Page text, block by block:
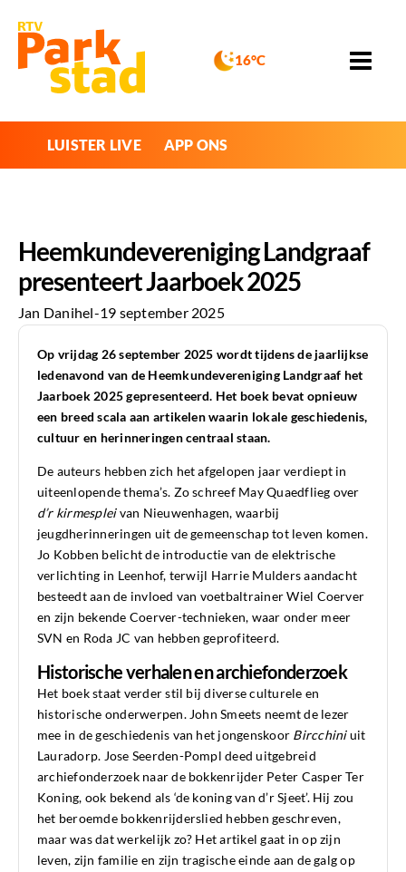
16°C
LUISTER LIVE APP ONS
Heemkundevereniging Landgraaf
presenteert Jaarboek 2025
Jan Danihel-19 september 2025
Op vrijdag 26 september 2025 wordt tijdens de jaarlijkse
ledenavond van de Heemkundevereniging Landgraaf het
Jaarboek 2025 gepresenteerd. Het boek bevat opnieuw
een breed scala aan artikelen waarin lokale geschiedenis,
cultuur en herinneringen centraal staan.
De auteurs hebben zich het afgelopen jaar verdiept in
uiteenlopende thema’s. Zo schreef May Quaedflieg over
d’r kirmespleivan Nieuwenhagen, waarbij
jeugdherinneringen uit de gemeenschap tot leven komen.
Jo Kobben belicht de introductie van de elektrische
verlichting in Leenhof, terwijl Harrie Mulders aandacht
besteedt aan de invloed van voetbaltrainer Wiel Coerver
en zijn bekende Coerver-technieken, waar onder meer
SVN en Roda JC van hebben geprofiteerd.
Historische verhalen en archiefonderzoek
Het boek staat verder stil bij diverse culturele en
historische onderwerpen. John Smeets neemt de lezer
mee in de geschiedenis van het jongenskoor Bircchiniuit
Lauradorp. Jose Seerden-Pompl deed uitgebreid
archiefonderzoek naar de bokkenrijder Peter Casper Ter
Koning, ook bekend als ‘de koning van d’r Sjeet’. Hij zou
het beroemde bokkenrijderslied hebben geschreven,
maar was dat werkelijk zo? Het artikel gaat in op zijn
leven, zijn familie en zijn tragische einde aan de galg op